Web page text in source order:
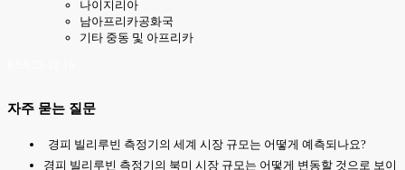
나이지리아
남아프리카공화국
기타 중동 및 아프리카
자주 묻는 질문
경피 빌리루빈 측정기의 세계 시장 규모는 어떻게 예측되나요?
경피 빌리루빈 측정기의 북미 시장 규모는 어떻게 변동할 것으로 보이